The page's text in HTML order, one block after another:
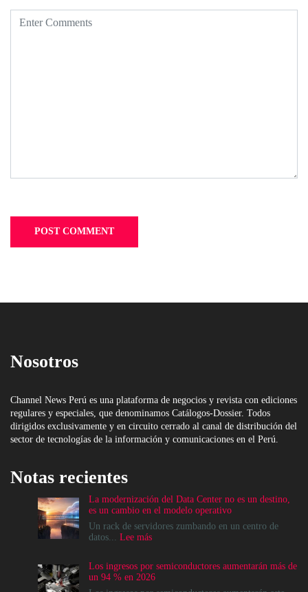
Nosotros
Channel News Perú es una plataforma de negocios y revista con ediciones
regulares y especiales, que denominamos Catálogos-Dossier. Todos
dirigidos exclusivamente y en circuito cerrado al canal de distribución del
sector de tecnologías de la información y comunicaciones en el Perú.
Notas recientes
La modernización del Data Center no es un destino,
es un cambio en el modelo operativo
Un rack de servidores zumbando en un centro de
datos... Lee más:
del
Data
Los ingresos por semiconductores aumentarán más de
un 94 % en 2026